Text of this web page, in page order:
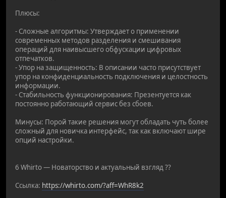
Плюсы:
- Сложные алгоритмы: Утверждает о применении
современных методов разделения и смешивания
операций для наивысшего обфускации цифровых
отпечатков.
- Упор на защищенность: В описании часто присутствует
упор на конфиденциальность подключения и целостность
информации.
- Стабильность функционирования: Презентуется как
постоянно работающий сервис без сбоев.
Минусы: Порой такие решения могут обладать чуть более
сложный для новичка интерфейс, так как включают шире
опций настройки.
6 Whirto — Новаторство и актуальный взгляд ??
Ссылка: https://whirto.com/?aff=WhR8k2